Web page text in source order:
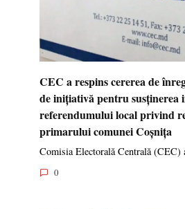
CEC a respins cererea de
de inițiativă pentru susținerea
referendumului local privind
primarului comunei Coșnița
Comisia Electorală Centrală (CEC)
0